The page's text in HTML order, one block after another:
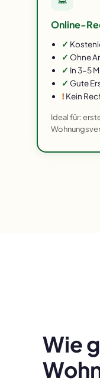
Online-
✓
✓ Ohne
✓ In 3–5
✓ Gute
! Kein
Ideal für:
Wie